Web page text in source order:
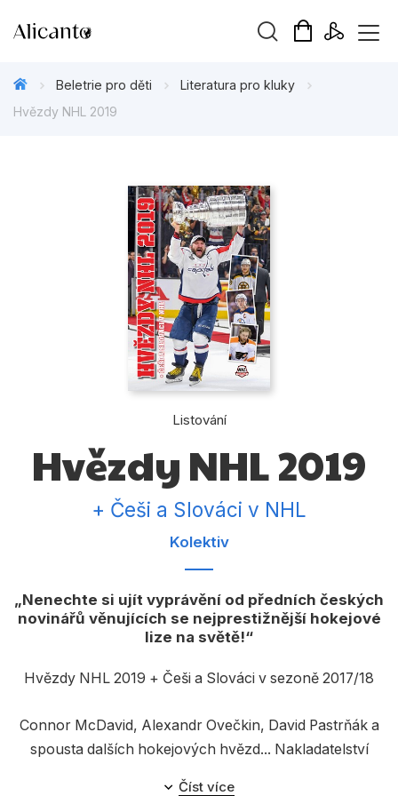
Připravujeme
Tipy redakce
Beletrie pro děti
Beletrie pro dospělé
Hobby
Křížovky
Počítače
Poezie
Populárně - naučná pro dospělé
Beletrie pro děti
Literatura pro kluky
Hvězdy NHL 2019
Listování
Hvězdy NHL 2019
+ Češi a Slováci v NHL
Kolektiv
Nenechte si ujít vyprávění od předních českých
novinářů věnujících se nejprestižnější hokejové
lize na světě!
Hvězdy NHL 2019 + Češi a Slováci v sezoně 2017/18
Connor McDavid, Alexandr Ovečkin, David Pastrňák a
spousta dalších hokejových hvězd... Nakladatelství
Číst více